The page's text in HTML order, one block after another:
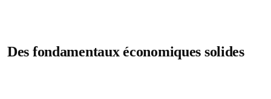
Des fondamentaux économiques solides